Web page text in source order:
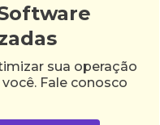
sua operação
Fale conosco